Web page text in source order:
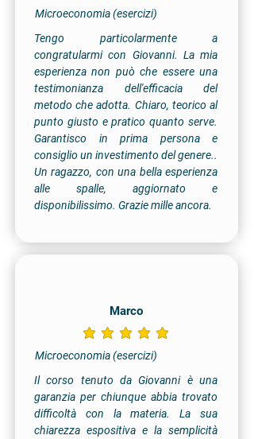
Microeconomia (esercizi)
Tengo particolarmente a
congratularmi con Giovanni. La mia
esperienza non può che essere una
testimonianza dell'efficacia del
metodo che adotta. Chiaro, teorico al
punto giusto e pratico quanto serve.
Garantisco in prima persona e
consiglio un investimento del genere..
Un ragazzo, con una bella esperienza
alle spalle, aggiornato e
disponibilissimo. Grazie mille ancora.
Marco
la valutazione media è 5 su
Microeconomia (esercizi)
Il corso tenuto da Giovanni è una
garanzia per chiunque abbia trovato
difficoltà con la materia. La sua
chiarezza espositiva e la semplicità